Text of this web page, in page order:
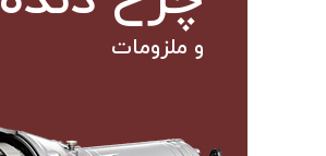
و ملزومات